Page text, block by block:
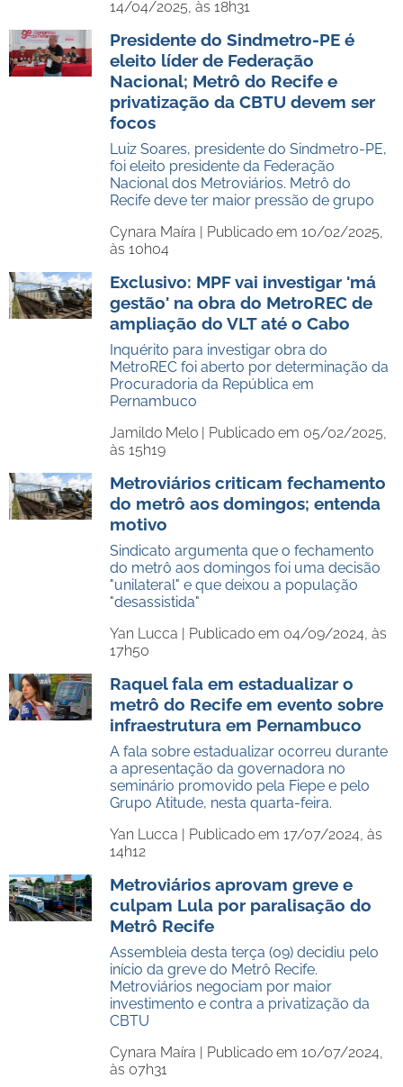
14/04/2025, às 18h31
Presidente do Sindmetro-PE é
eleito líder de Federação
Nacional; Metrô do Recife e
privatização da CBTU devem ser
focos
Luiz Soares, presidente do Sindmetro-PE,
foi eleito presidente da Federação
Nacional dos Metroviários. Metrô do
Recife deve ter maior pressão de grupo
Cynara Maíra | Publicado em 10/02/2025,
às 10h04
Exclusivo: MPF vai investigar 'má
gestão' na obra do MetroREC de
ampliação do VLT até o Cabo
Inquérito para investigar obra do
MetroREC foi aberto por determinação da
Procuradoria da República em
Pernambuco
Jamildo Melo | Publicado em 05/02/2025,
às 15h19
Metroviários criticam fechamento
do metrô aos domingos; entenda
motivo
Sindicato argumenta que o fechamento
do metrô aos domingos foi uma decisão
"unilateral" e que deixou a população
"desassistida"
Yan Lucca | Publicado em 04/09/2024, às
17h50
Raquel fala em estadualizar o
metrô do Recife em evento sobre
infraestrutura em Pernambuco
A fala sobre estadualizar ocorreu durante
a apresentação da governadora no
seminário promovido pela Fiepe e pelo
Grupo Atitude, nesta quarta-feira.
Yan Lucca | Publicado em 17/07/2024, às
14h12
Metroviários aprovam greve e
culpam Lula por paralisação do
Metrô Recife
Assembleia desta terça (09) decidiu pelo
início da greve do Metrô Recife.
Metroviários negociam por maior
investimento e contra a privatização da
CBTU
Cynara Maíra | Publicado em 10/07/2024,
às 07h31